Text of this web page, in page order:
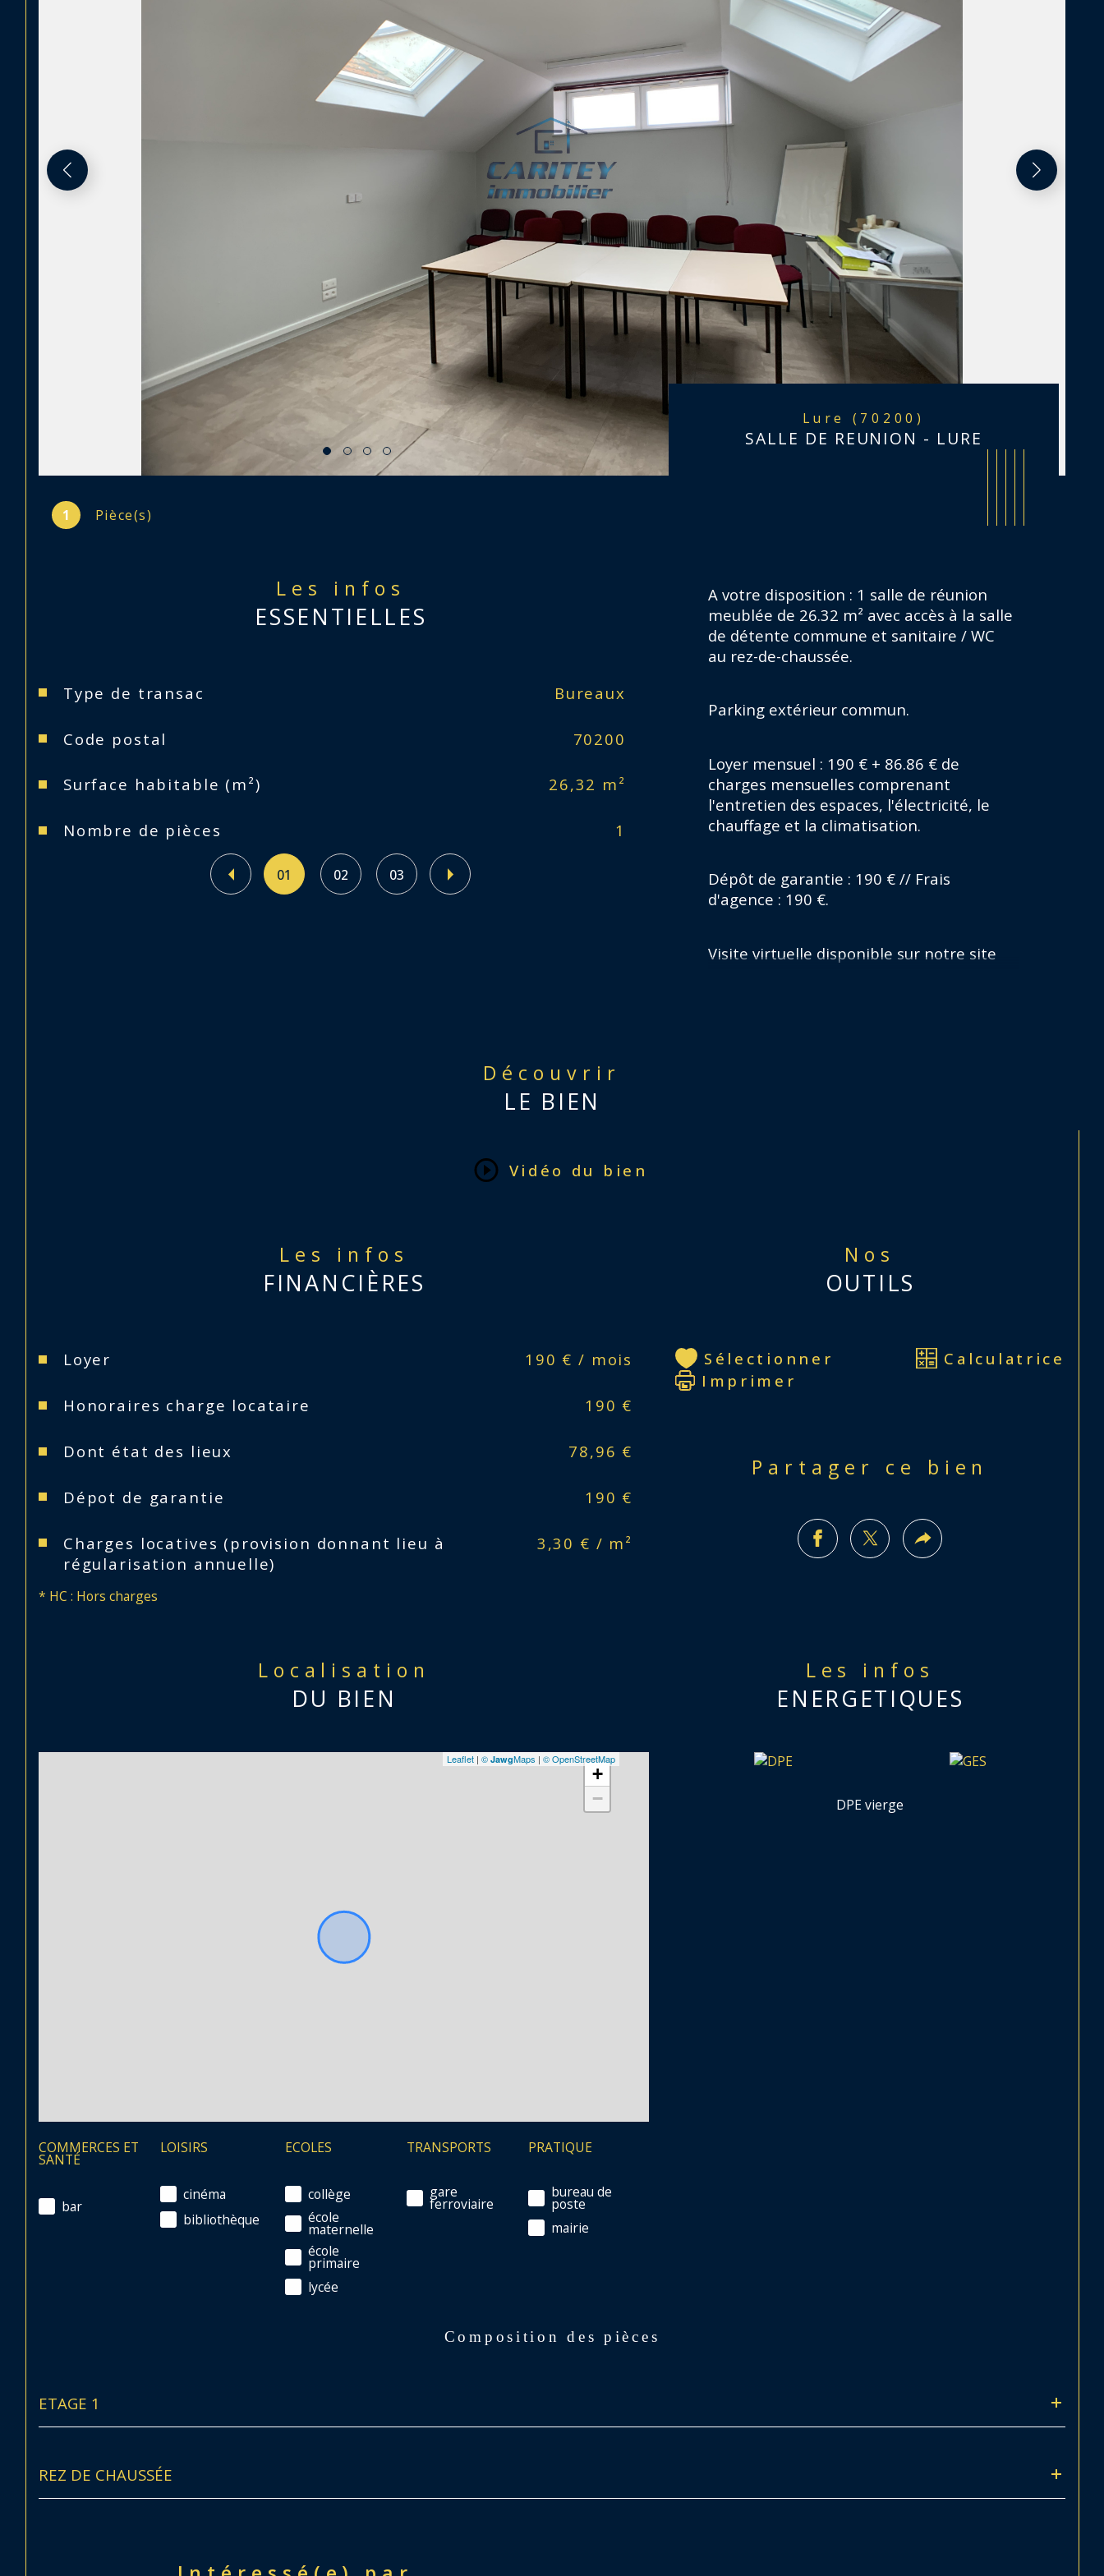
Lure (70200)
SALLE DE REUNION - LURE
1 Pièce(s)
Les infos
ESSENTIELLES
Caractéristiques Valeurs
Type de transac Bureaux
Code postal 70200
Surface habitable (m²) 26,32 m²
Nombre de pièces 1
Mode de chauffage
Type de chauffage
01 02 03
A votre disposition : 1 salle de réunion
meublée de 26.32 m² avec accès à la salle
de détente commune et sanitaire / WC
au rez-de-chaussée.
Parking extérieur commun.
Loyer mensuel : 190 € + 86.86 € de
charges mensuelles comprenant
l'entretien des espaces, l'électricité, le
chauffage et la climatisation.
Dépôt de garantie : 190 € // Frais
d'agence : 190 €.
Visite virtuelle disponible sur notre site
Découvrir
LE BIEN
Vidéo du bien
Les infos
FINANCIÈRES
Loyer 190 € / mois
Honoraires charge locataire 190 €
Dont état des lieux 78,96 €
Dépot de garantie 190 €
Charges locatives (provision donnant lieu à
régularisation annuelle)
3,30 € / m²
Nos
OUTILS
Sélectionner
Calculatrice
Imprimer
Partager ce bien
* HC : Hors charges
Localisation
DU BIEN
+
−
Leaflet |©JawgMaps |© OpenStreetMap
COMMERCES ET
SANTÉ
bar
LOISIRS
cinéma
bibliothèque
ECOLES
collège
école
maternelle
école
primaire
lycée
TRANSPORTS
gare
ferroviaire
PRATIQUE
bureau de
poste
mairie
Les infos
ENERGETIQUES
DPE vierge
Composition des pièces
ETAGE 1
REZ DE CHAUSSÉE